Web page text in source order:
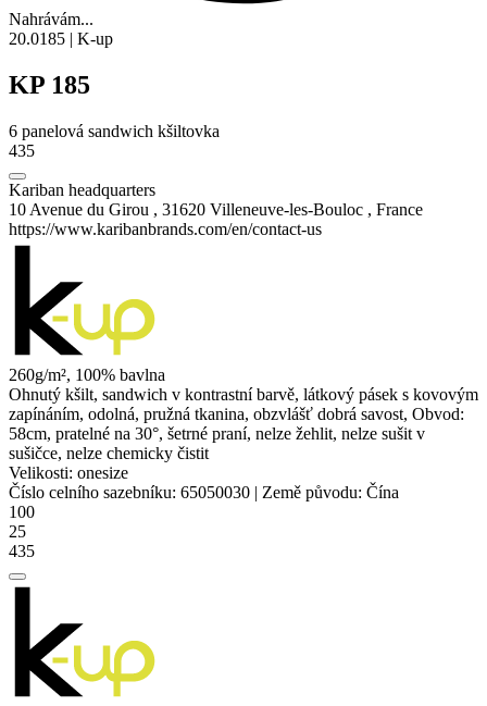
Nahrávám...
20.0185 | K-up
KP 185
6 panelová sandwich kšiltovka
435
Kariban headquarters
10 Avenue du Girou , 31620 Villeneuve-les-Bouloc , France
https://www.karibanbrands.com/en/contact-us
260g/m², 100% bavlna
Ohnutý kšilt, sandwich v kontrastní barvě, látkový pásek s kovovým
zapínáním, odolná, pružná tkanina, obzvlášť dobrá savost, Obvod:
58cm, pratelné na 30°, šetrné praní, nelze žehlit, nelze sušit v
sušičce, nelze chemicky čistit
Velikosti: onesize
Číslo celního sazebníku: 65050030 | Země původu: Čína
100
25
435